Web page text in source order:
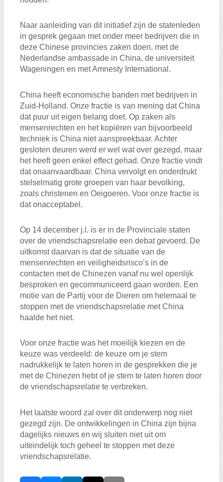
Naar aanleiding van dit initiatief zijn de statenleden
in gesprek gegaan met onder meer bedrijven die in
deze Chinese provincies zaken doen, met de
Nederlandse ambassade in China, de universiteit
Wageningen en met Amnesty International.
China heeft economische banden met bedrijven in
Zuid-Holland. Onze fractie is van mening dat China
dat puur uit eigen belang doet. Op zaken als
mensenrechten en het kopiëren van bijvoorbeeld
techniek is China niet aanspreekbaar. Achter
gesloten deuren werd er wel wat over gezegd, maar
het heeft geen enkel effect gehad. Onze fractie vindt
dat onaanvaardbaar. China vervolgt en onderdrukt
stelselmatig grote groepen van haar bevolking,
zoals christenen en Oeigoeren. Voor onze fractie is
dat onacceptabel.
Op 14 december j.l. is er in de Provinciale staten
over de vriendschapsrelatie een debat gevoerd. De
uitkomst daarvan is dat de situatie van de
mensenrechten en veiligheidsrisco’s in de
contacten met de Chinezen vanaf nu wel openlijk
besproken en gecommuniceerd gaan worden. Een
motie van de Partij voor de Dieren om helemaal te
stoppen met de vriendschapsrelatie met China
haalde het niet.
Voor onze fractie was het moeilijk kiezen en de
keuze was verdeeld: de keuze om je stem
nadrukkelijk te laten horen in de gesprekken die je
met de Chinezen hebt of je stem te laten horen door
de vriendschapsrelatie te verbreken.
Het laatste woord zal over dit onderwerp nog niet
gezegd zijn. De ontwikkelingen in China zijn bijna
dagelijks nieuws en wij sluiten niet uit om
uiteindelijk toch geheel te stoppen met deze
vriendschapsrelatie.